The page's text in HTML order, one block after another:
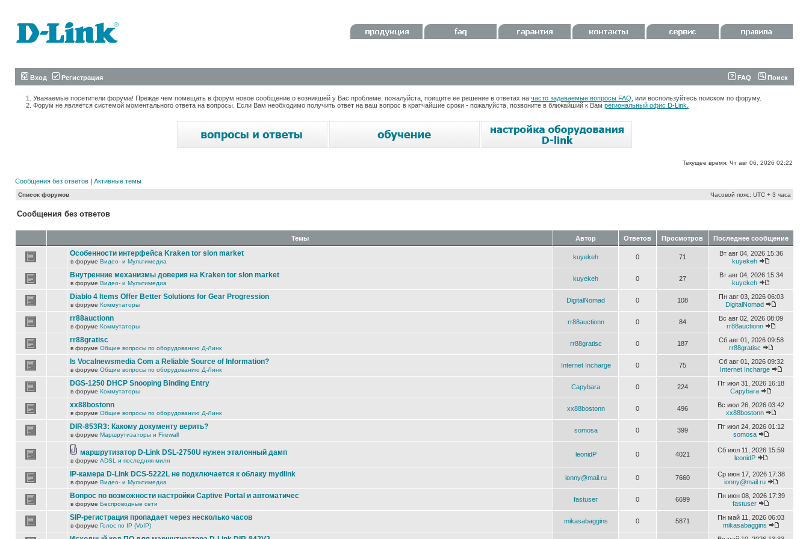
Вход Регистрация FAQ Поиск
Уважаемые посетители форума! Прежде чем помещать в форум новое сообщение о возникшей у Вас проблеме, пожалуйста, поищите ее решение в ответах на часто задаваемые вопросы FAQ , или воспользуйтесь поиском по форуму.
Форум не является системой моментального ответа на вопросы. Если Вам необходимо получить ответ на ваш вопрос в кратчайшие сроки - пожалуйста, позвоните в ближайший к Вам региональный офис D-Link.
Текущее время: Чт авг 06, 2026 02:22
Сообщения без ответов | Активные темы
Список форумов Часовой пояс: UTC + 3 часа
Сообщения без ответов
Темы Автор Ответов Просмотров Последнее сообщение
Особенности интерфейса Kraken tor slon market
в форуме Видео- и Мультимедиа
kuyekeh 0 71
Вт авг 04, 2026 15:36
kuyekeh
Внутренние механизмы доверия на Kraken tor slon market
в форуме Видео- и Мультимедиа
kuyekeh 0 27
Вт авг 04, 2026 15:34
kuyekeh
Diablo 4 Items Offer Better Solutions for Gear Progression
в форуме Коммутаторы
DigitalNomad 0 108
Пн авг 03, 2026 06:03
DigitalNomad
rr88auctionn
в форуме Коммутаторы
rr88auctionn 0 84
Вс авг 02, 2026 08:09
rr88auctionn
rr88gratisc
в форуме Общие вопросы по оборудованию Д-Линк
rr88gratisc 0 187
Сб авг 01, 2026 09:58
rr88gratisc
Is Vocalnewsmedia Com a Reliable Source of Information?
в форуме Общие вопросы по оборудованию Д-Линк
Internet Incharge 0 75
Сб авг 01, 2026 09:32
Internet Incharge
DGS-1250 DHCP Snooping Binding Entry
в форуме Коммутаторы
Capybara 0 224
Пт июл 31, 2026 16:18
Capybara
xx88bostonn
в форуме Общие вопросы по оборудованию Д-Линк
xx88bostonn 0 496
Вс июл 26, 2026 03:42
xx88bostonn
DIR-853R3: Какому документу верить?
в форуме Маршрутизаторы и Firewall
somosa 0 399
Пт июл 24, 2026 01:12
somosa
маршрутизатор D-Link DSL-2750U нужен эталонный дамп
в форуме ADSL и последняя миля
leonidP 0 4021
Сб июл 11, 2026 15:59
leonidP
IP-камера D-Link DCS-5222L не подключается к облаку mydlink
в форуме Видео- и Мультимедиа
ionny@mail.ru 0 7660
Ср июн 17, 2026 17:38
ionny@mail.ru
Вопрос по возможности настройки Captive Portal и автоматичес
в форуме Беспроводные сети
fastuser 0 6699
Пн июн 08, 2026 17:39
fastuser
SIP-регистрация пропадает через несколько часов
в форуме Голос по IP (VoIP)
mikasabaggins 0 5871
Пн май 11, 2026 06:03
mikasabaggins